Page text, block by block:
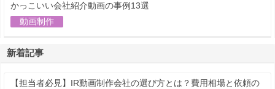
かっこいい会社紹介動画の事例13選
動画制作
新着記事
【担当者必見】IR動画制作会社の選び方とは？費用相場と依頼の